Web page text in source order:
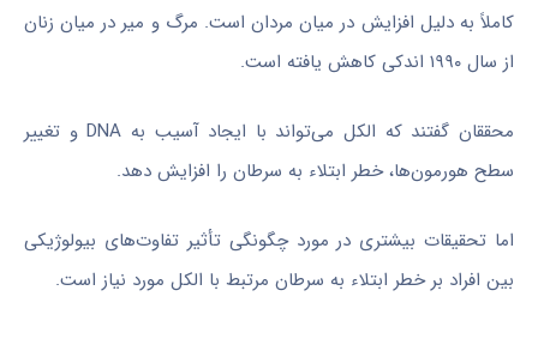
کاملاً به دلیل افزایش در میان مردان است. مرگ و میردر میان زنان
از سال ۱۹۹۰ اندکی کاهش یافته است.
محققان گفتند که الکل می‌تواند با ایجاد آسیب به DNA و تغییر
سطح هورمون‌ها، خطر ابتلاء به سرطان را افزایش دهد.
اما تحقیقات بیشتری در مورد چگونگی تأثیر تفاوت‌های بیولوژیکی
بین افراد بر خطر ابتلاء به سرطان مرتبط با الکل مورد نیاز است.